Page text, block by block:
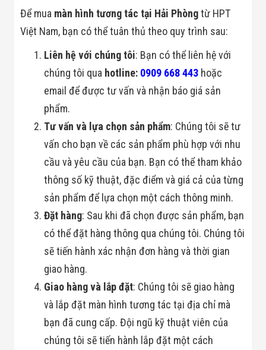
Bo Mạch Điện
Súng Bắn
Robot Tự Hành
Robot AI
THIẾT BỊ KIỂM
SOÁT RA VÀO
Máy Soi Hành
Cổng Phân Làn
Tự Động
Nhận Diện
Khuôn Mặt
Hệ Thống Điện
Nhẹ
Thiết Bị Theo
Ngành
Thiết Bị Ngành
Thực Phẩm
Thiết Bị Ngành
Matrixcope
Thiết Bị Ngành
Công Nghiệp
Thiết Bị Ngành
Giáo Dục
Thiết Bị Ngành
Để mua màn hình tương tác tại Hải Phòngtừ HPT
Việt Nam, bạn có thể tuân thủ theo quy trình sau:
Liên hệ với chúng tôi: Bạn có thể liên hệ với
chúng tôi qua hotline: 0909 668 443 hoặc
email để được tư vấn và nhận báo giá sản
phẩm.
Tư vấn và lựa chọn sản phẩm: Chúng tôi sẽ tư
vấn cho bạn về các sản phẩm phù hợp với nhu
cầu và yêu cầu của bạn. Bạn có thể tham khảo
thông số kỹ thuật, đặc điểm và giá cả của từng
sản phẩm để lựa chọn một cách thông minh.
Đặt hàng: Sau khi đã chọn được sản phẩm, bạn
có thể đặt hàng thông qua chúng tôi. Chúng tôi
sẽ tiến hành xác nhận đơn hàng và thời gian
giao hàng.
Giao hàng và lắp đặt: Chúng tôi sẽ giao hàng
và lắp đặt màn hình tương tác tại địa chỉ mà
bạn đã cung cấp. Đội ngũ kỹ thuật viên của
chúng tôi sẽ tiến hành lắp đặt một cách